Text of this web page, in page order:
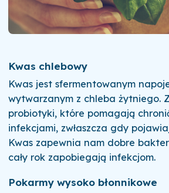
Kwas chlebowy
Kwas jest sfermentowanym
wytwarzanym z chleba żytniego.
probiotyki, które pomagają
infekcjami, zwłaszcza gdy
Kwas zapewnia nam dobre
cały rok zapobiegają infekcjom.
Pokarmy wysoko błonnikowe